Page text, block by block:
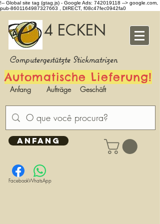
!-- Global site tag (gtag.js) - Google Ads: 742019118 --> google.com,
pub-8601164987327663 , DIRECT, f08c47fec0942fa0
4 ECKEN
Computergestützte Stickmatrizen
Automatische Lieferung!
Anfang Aufträge Geschäft
ANFANG
FacebookWhatsApp